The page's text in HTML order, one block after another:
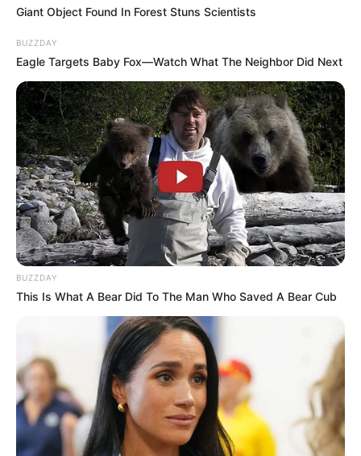
Giant Object Found In Forest Stuns Scientists
BUZZDAY
Eagle Targets Baby Fox—Watch What The Neighbor Did Next
BUZZDAY
This Is What A Bear Did To The Man Who Saved A Bear Cub